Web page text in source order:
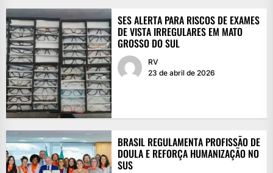
SES ALERTA PARA RISCOS DE EXAMES
DE VISTA IRREGULARES EM MATO
GROSSO DO SUL
RV
23 de abril de 2026
BRASIL REGULAMENTA PROFISSÃO DE
DOULA E REFORÇA HUMANIZAÇÃO NO
SUS